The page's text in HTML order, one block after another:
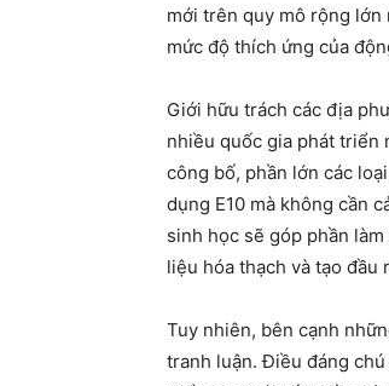
mới trên quy mô rộng lớn
mức độ thích ứng của
Giới hữu trách các địa
nhiều quốc gia phát triển
công bố, phần lớn các
dụng E10 mà không cần
sinh học sẽ góp phần
liệu hóa thạch và tạo
Tuy nhiên, bên cạnh
tranh luận. Điều đáng